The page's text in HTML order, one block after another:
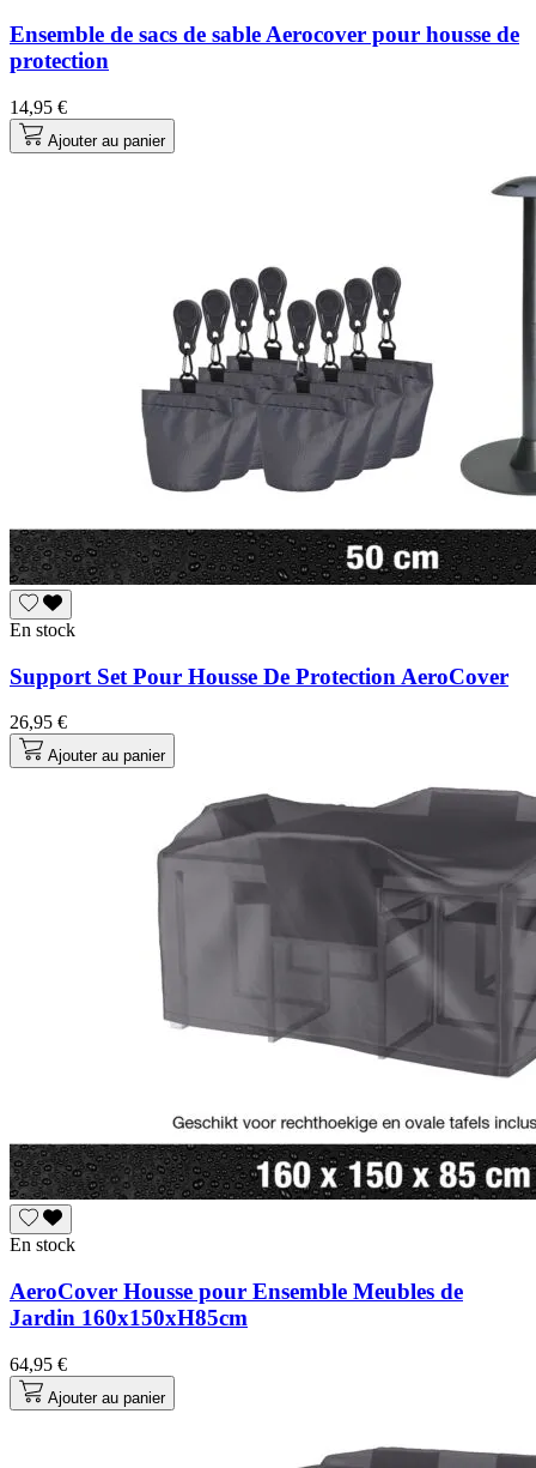
Ensemble de sacs de sable Aerocover pour housse de
protection
14,95 €
Ajouter au panier
En stock
Support Set Pour Housse De Protection AeroCover
26,95 €
Ajouter au panier
En stock
AeroCover Housse pour Ensemble Meubles de
Jardin 160x150xH85cm
64,95 €
Ajouter au panier